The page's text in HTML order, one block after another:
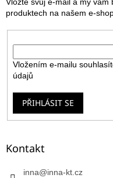
Vložte svůj e-mail a my
produktech na našem e-
Vložením e-mailu
údajů
PŘIHLÁSIT SE
Kontakt
inna@inna-kt.cz